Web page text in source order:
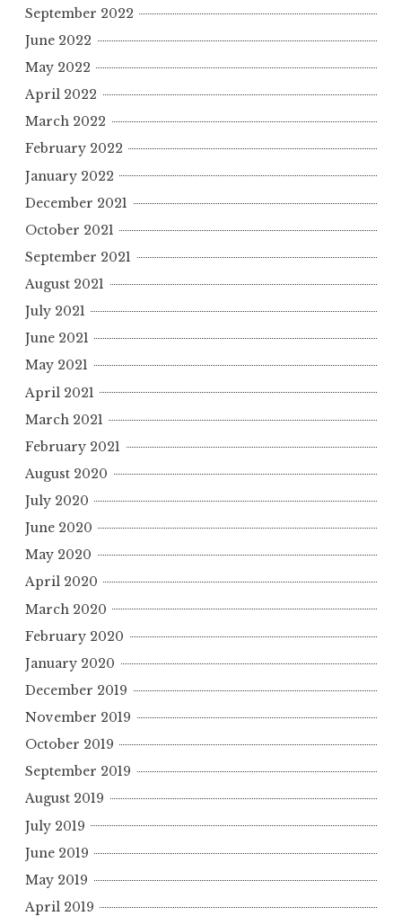
September 2022
June 2022
May 2022
April 2022
March 2022
February 2022
January 2022
December 2021
October 2021
September 2021
August 2021
July 2021
June 2021
May 2021
April 2021
March 2021
February 2021
August 2020
July 2020
June 2020
May 2020
April 2020
March 2020
February 2020
January 2020
December 2019
November 2019
October 2019
September 2019
August 2019
July 2019
June 2019
May 2019
April 2019